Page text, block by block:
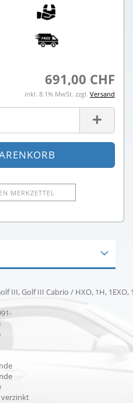
691,00 CHF
inkl. 8.1% MwSt. zzgl. Versand
MERKZETTEL
III, Golf III Cabrio / HXO, 1H, 1EXO,
verzinkt